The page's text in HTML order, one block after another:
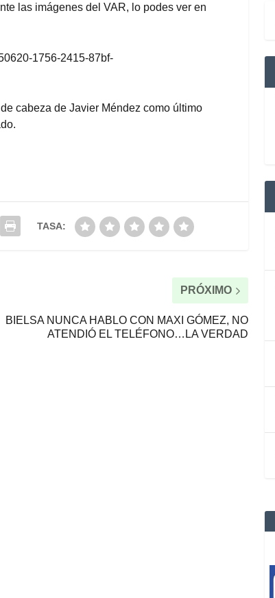
las imágenes del VAR, lo podes ver en
1756-2415-87bf-
cabeza de Javier Méndez como último
TASA:
PRÓXIMO
BIELSA NUNCA HABLO CON MAXI GÓMEZ, NO
ATENDIÓ EL TELÉFONO…LA VERDAD